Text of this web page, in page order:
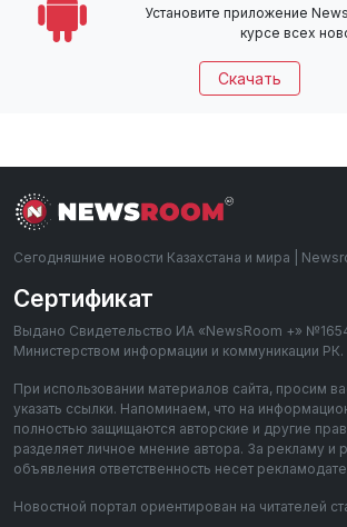
Установите приложение
курсе всех
Скачать
Сегодняшние новости Казахстана и мира |
Сертификат
Выдано Свидетельство ИА «NewsRoom +»
Министерством информации и коммуникации РК.
При использовании материалов сайта, просим
указать ссылки. Напоминаем, что на
полностью защищаются авторские и другие
разделяет личное мнение автора. За рекламу и
объявления ответственность несет
Новостной портал ориентирован на читателей